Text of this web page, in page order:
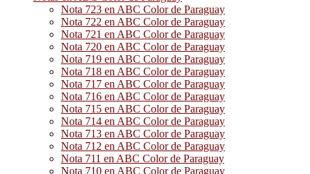
Nota 723 en ABC Color de Paraguay
Nota 722 en ABC Color de Paraguay
Nota 721 en ABC Color de Paraguay
Nota 720 en ABC Color de Paraguay
Nota 719 en ABC Color de Paraguay
Nota 718 en ABC Color de Paraguay
Nota 717 en ABC Color de Paraguay
Nota 716 en ABC Color de Paraguay
Nota 715 en ABC Color de Paraguay
Nota 714 en ABC Color de Paraguay
Nota 713 en ABC Color de Paraguay
Nota 712 en ABC Color de Paraguay
Nota 711 en ABC Color de Paraguay
Nota 710 en ABC Color de Paraguay